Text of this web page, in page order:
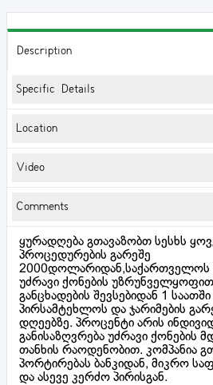
Description
Specific Details
Location
Video
Comments
ყურადღება გთავაზობთ სესხს
პროცედურების გარეშე
2000დოლარიდან,საქართველოს
უძრავი ქონების
განცხადების შევსებიდან 1
პირსამტეხლოს და ჯარიმების
დღეებზე. პროცენტი არის
განისაზღვრება უძრავი ქონების
თანხის რაოდენობით. კომპანია
პორტირებას ბანკიდან, მიკრო
და ასევე კერძო პირისგან.